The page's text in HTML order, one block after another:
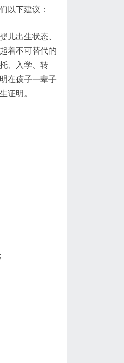
以下建议：
儿出生状态、
着不可替代的
、入学、转
在孩子一辈子
证明。